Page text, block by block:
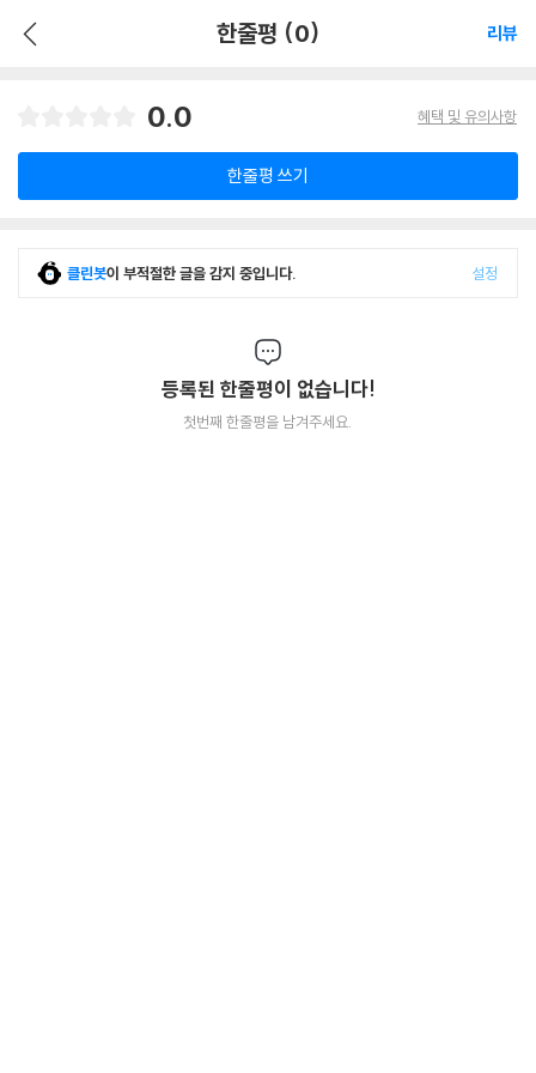
한줄평 (0) 리뷰
0.0 혜택 및 유의사항
한줄평 쓰기
클린봇이 부적절한 글을 감지 중입니다. 설정
등록된 한줄평이 없습니다!
첫번째 한줄평을 남겨주세요.